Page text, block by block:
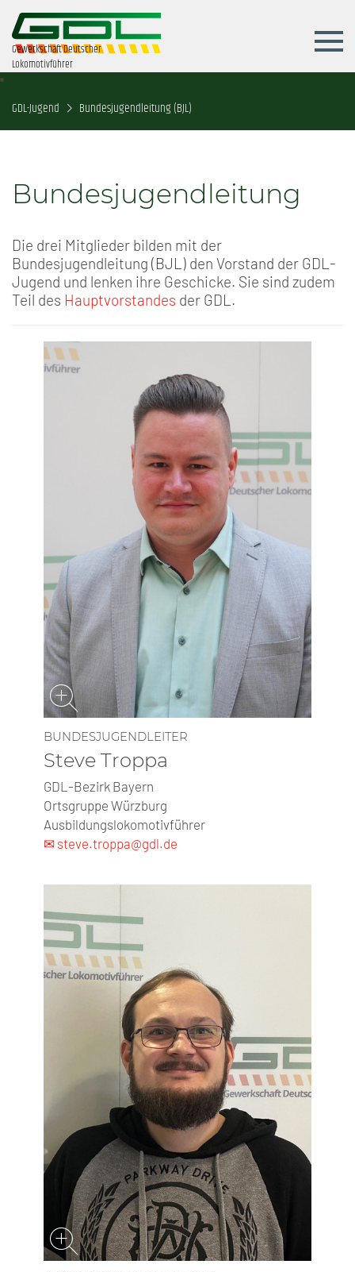
Gewerkschaft Deutscher
Lokomotivführer
GDL-Jugend Bundesjugendleitung (BJL)
Bundesjugendleitung
Die drei Mitglieder bilden mit der
Bundesjugendleitung (BJL) den Vorstand der GDL-
Jugend und lenken ihre Geschicke. Sie sind zudem
Teil des Hauptvorstandes der GDL.
BUNDESJUGENDLEITER
Steve Troppa
GDL-Bezirk Bayern
Ortsgruppe Würzburg
Ausbildungslokomotivführer
✉ steve.troppa@gdl.de